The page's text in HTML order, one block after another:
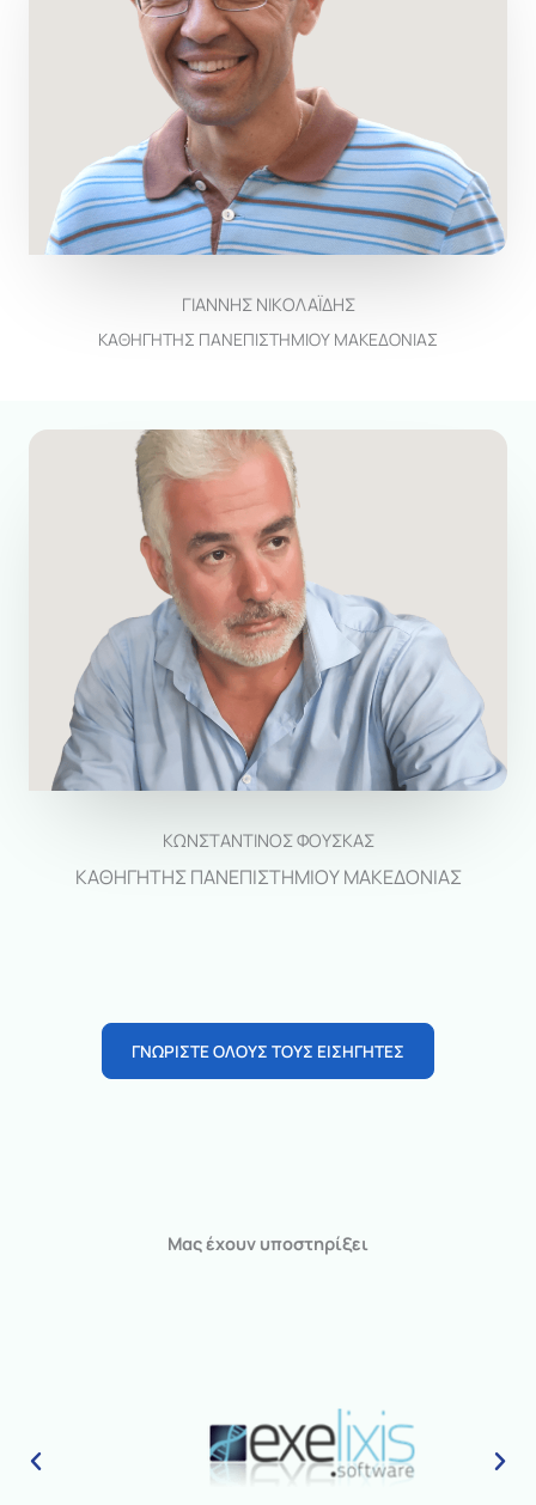
ΓΙΑΝΝΗΣ ΝΙΚΟΛΑΪΔΗΣ
ΚΑΘΗΓΗΤΗΣ ΠΑΝΕΠΙΣΤΗΜΙΟΥ ΜΑΚΕΔΟΝΙΑΣ
ΚΩΝΣΤΑΝΤΙΝΟΣ ΦΟΥΣΚΑΣ
ΚΑΘΗΓΗΤΗΣ ΠΑΝΕΠΙΣΤΗΜΙΟΥ ΜΑΚΕΔΟΝΙΑΣ
ΓΝΩΡΙΣΤΕ ΟΛΟΥΣ ΤΟΥΣ ΕΙΣΗΓΗΤΕΣ
Μας έχουν υποστηρίξει